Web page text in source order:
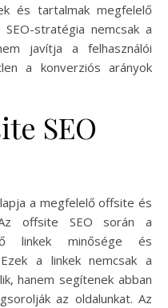
és tartalmak megfelelő
stratégia nemcsak a
javítja a felhasználói
a konverziós arányok
SEO
a megfelelő offsite és
offsite SEO során a
linkek minősége és
a linkek nemcsak a
hanem segítenek abban
az oldalunkat. Az